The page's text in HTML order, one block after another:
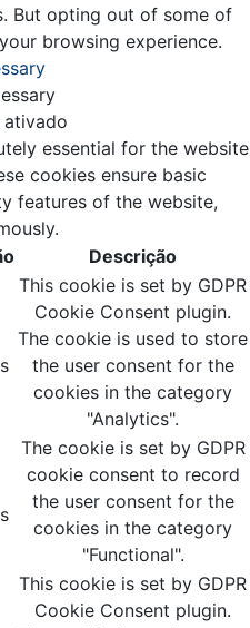
But opting out of some of
browsing experience.
ativado
essential for the website
cookies ensure basic
features of the website,
Descrição
This cookie is set by GDPR
Cookie Consent plugin.
The cookie is used to store
the user consent for the
cookies in the category
"Analytics".
The cookie is set by GDPR
cookie consent to record
the user consent for the
cookies in the category
"Functional".
This cookie is set by GDPR
Cookie Consent plugin.